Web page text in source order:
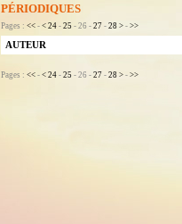
PÉRIODIQUES
Pages : << - < 24 - 25 - 26 - 27 - 28 > - >>
AUTEUR
Pages : << - < 24 - 25 - 26 - 27 - 28 > - >>